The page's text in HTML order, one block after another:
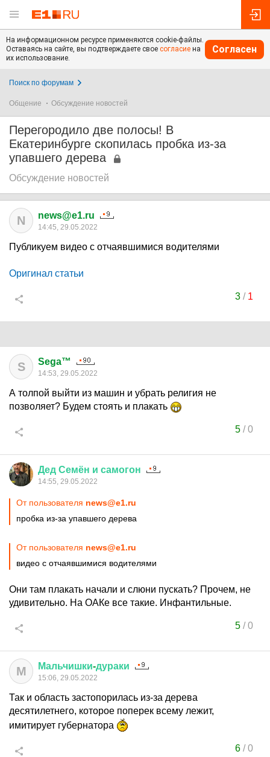
На информационном ресурсе применяются cookie-файлы.
Оставаясь на сайте, вы подтверждаете свое согласие на
их использование.
Согласен
Поиск по форумам
Общение Обсуждение новостей
Перегородило две полосы! В
Екатеринбурге скопилась пробка из-за
упавшего дерева
Обсуждение новостей
N news@e1.ru
14:45, 29.05.2022
Публикуем видео с отчаявшимися водителями
Оригинал статьи
3/ 1
S Sega™
14:53, 29.05.2022
А толпой выйти из машин и убрать религия не
позволяет? Будем стоять и плакать
5/0
Дед Семён и самогон
14:55, 29.05.2022
От пользователя news@e1.ru
пробка из-за упавшего дерева
От пользователя news@e1.ru
видео с отчаявшимися водителями
Они там плакать начали и слюни пускать? Прочем, не
удивительно. На ОАКе все такие. Инфантильные.
5/0
М Мальчишки-дураки
15:06, 29.05.2022
Так и область застопорилась из-за дерева
десятилетнего, которое поперек всему лежит,
имитирует губернатора
6/0